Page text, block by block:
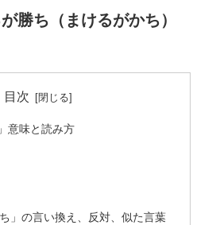
勝ち（まけるがかち）
目次
意味と読み方
ち」の言い換え、反対、似た言葉